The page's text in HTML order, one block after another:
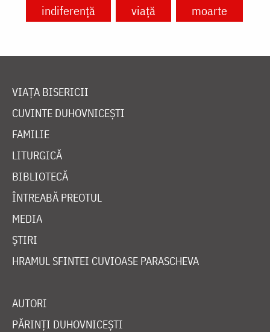
indiferență viață moarte
VIAȚA BISERICII
CUVINTE DUHOVNICEȘTI
FAMILIE
LITURGICĂ
BIBLIOTECĂ
ÎNTREABĂ PREOTUL
MEDIA
ȘTIRI
HRAMUL SFINTEI CUVIOASE PARASCHEVA
AUTORI
PĂRINȚI DUHOVNICEȘTI